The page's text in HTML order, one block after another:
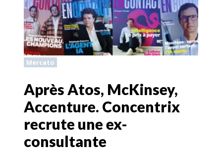
Mercato
Après Atos, McKinsey,
Accenture. Concentrix
recrute une ex-
consultante